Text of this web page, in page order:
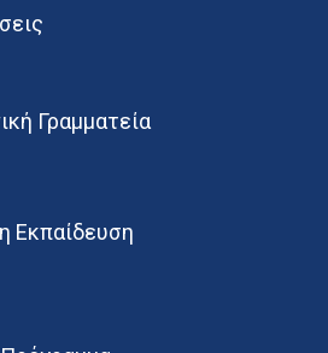
Γραμματεία
Εκπαίδευση